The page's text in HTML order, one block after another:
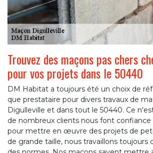
Trouvez des maçons pas chers
pour vos projets dans le 50440
DM Habitat a toujours été un choix de
que prestataire pour divers travaux de
Digulleville et dans tout le 50440. Ce
de nombreux clients nous font confiance
pour mettre en œuvre des projets de
de grande taille, nous travaillons toujours